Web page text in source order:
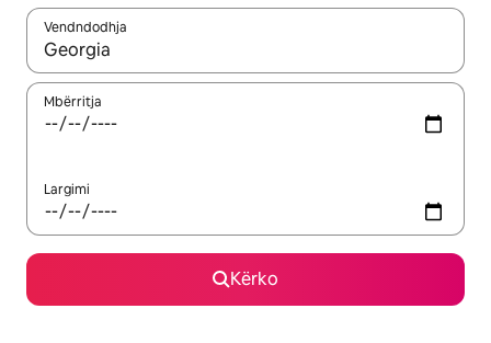
Vendndodhja
Kur rezultatet të jenë të disponueshme, lëviz me butonat e
Mbërritja
Largimi
Kërko